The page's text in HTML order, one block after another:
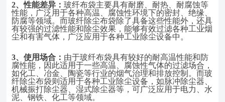
2、性能差异：玻纤布袋主要具有耐磨、耐热、耐腐蚀等
性能，广泛用于各种高温、腐蚀性环境下的密封、绝缘、
防腐等领域。而玻纤除尘布袋除了具备这些性能外，还具
有较强的过滤性能和除尘效果，能够有效过滤各种工业烟
尘和有害气体，广泛应用于各种工业除尘设备中。
3、使用场合： 由于玻纤布袋具有较好的耐高温性能和防
腐性能，因此适用于一些高温、腐蚀性气体的过滤场合，
如化工、冶金、陶瓷等行业的烟气治理和排放控制。而玻
纤除尘布袋则适用于各种工业除尘设备，如脉冲除尘器、
机械振打除尘器、湿式除尘器等，可广泛应用于电力、水
泥、钢铁、化工等领域。